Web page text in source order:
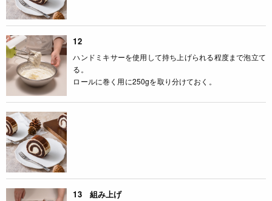
12
ハンドミキサーを使用して持ち上げられる程度まで泡立て
る。
ロールに巻く用に250gを取り分けておく。
13 組み上げ